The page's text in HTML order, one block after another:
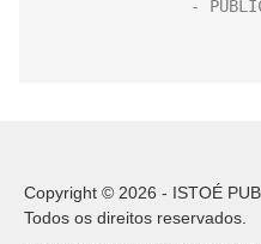
Copyright © 2026 - ISTOÉ
Todos os direitos reservados.